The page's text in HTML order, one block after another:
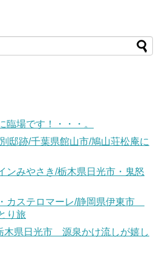
臨場です！・・・。
邸跡/千葉県館山市/鳩山荘松庵に
ンみやさき/栃木県日光市・鬼怒
カステロマーレ/静岡県伊東市
り旅
県日光市 源泉かけ流しが嬉し